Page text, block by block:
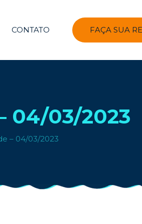
CONTATO FAÇA SUA
04/03/2023
– 04/03/2023